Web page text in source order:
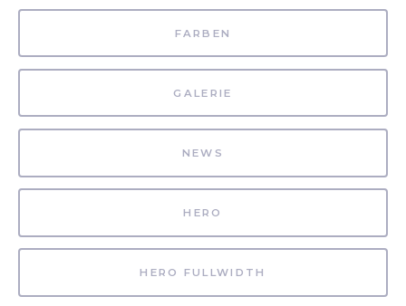
FARBEN
GALERIE
NEWS
HERO
HERO FULLWIDTH